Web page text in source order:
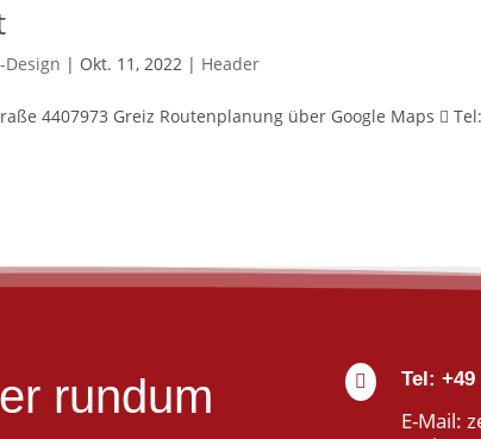
| Okt. 11, 2022 | Header
4407973 Greiz Routenplanung über Google Maps 
rundum
 Tel: +49
E-Mail: